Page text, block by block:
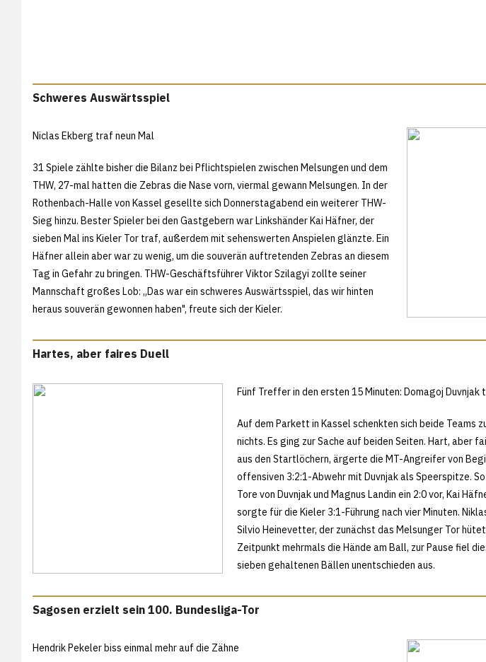
Schweres Auswärtsspiel
Niclas Ekberg traf neun Mal
31 Spiele zählte bisher die Bilanz bei Pflichtspielen zwischen Melsungen und dem
THW, 27-mal hatten die Zebras die Nase vorn, viermal gewann Melsungen. In der
Rothenbach-Halle von Kassel gesellte sich Donnerstagabend ein weiterer THW-
Sieg hinzu. Bester Spieler bei den Gastgebern war Linkshänder Kai Häfner, der
sieben Mal ins Kieler Tor traf, außerdem mit sehenswerten Anspielen glänzte. Ein
Häfner allein aber war zu wenig, um die souverän auftretenden Zebras an diesem
Tag in Gefahr zu bringen. THW-Geschäftsführer Viktor Szilagyi zollte seiner
Mannschaft großes Lob: „Das war ein schweres Auswärtsspiel, das wir hinten
heraus souverän gewonnen haben", freute sich der Kieler.
Hartes, aber faires Duell
Fünf Treffer in den ersten 15 Minuten: Domagoj
Auf dem Parkett in Kassel schenkten sich beide Teams
nichts. Es ging zur Sache auf beiden Seiten. Hart, aber
aus den Startlöchern, ärgerte die MT-Angreifer von
offensiven 3:2:1-Abwehr mit Duvnjak als Speerspitze.
Tore von Duvnjak und Magnus Landin ein 2:0 vor, Kai
sorgte für die Kieler 3:1-Führung nach vier Minuten.
Silvio Heinevetter, der zunächst das Melsunger Tor
Zeitpunkt mehrmals die Hände am Ball, zur Pause fiel
sieben gehaltenen Bällen unentschieden aus.
Sagosen erzielt sein 100. Bundesliga-Tor
Hendrik Pekeler biss einmal mehr auf die Zähne